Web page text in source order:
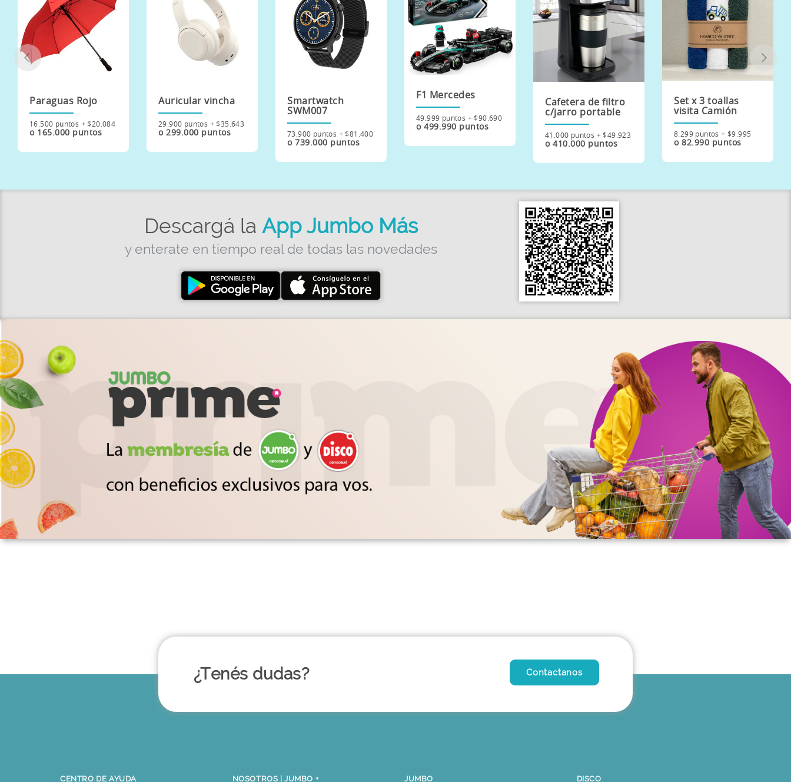
Auricular vincha
29.900 puntos + $35.643
o 299.000 puntos
Smartwatch
SWM007
73.900 puntos + $81.400
F1 Mercedes
o 499.990 puntos
Cafetera de filtro
c/jarro portable
41.000 puntos + $49.923
Set x 3 toallas
visita Camión
8.299 puntos + $9.995
o 82.990 puntos
Dispenser vino
automático
23.900 puntos + $28.500
o 239.000 puntos
Descargá la App Jumbo Más
y enterate en tiempo real de todas las novedades
¿Tenés dudas? Contactanos
CENTRO DE AYUDA NOSOTROS | JUMBO + JUMBO DISCO